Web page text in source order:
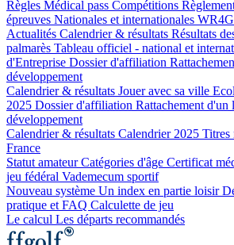
Règles Médical pass Compétitions
épreuves Nationales et internationales
Actualités Calendrier & résultats Résultats
palmarès Tableau officiel - national et
d'Entreprise Dossier d'affiliation
développement
Calendrier & résultats Jouer avec sa ville
2025 Dossier d'affiliation Rattachement d'un
développement
Calendrier & résultats Calendrier 2025 Titres
France
Statut amateurCatégories d'âge Certificat
jeu fédéral Vademecum sportif
Nouveau système Un index en partie loisir
pratique et FAQ Calculette de jeu
Le calcul Les départs recommandés